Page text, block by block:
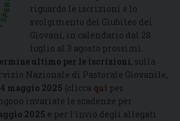
riguardo le iscrizioni e lo
svolgimento del Giubileo dei
Giovani, in calendario dal 28
luglio al 3 agosto prossimi.
ultimo per le iscrizioni, sulla
Nazionale di Pastorale Giovanile,
4 maggio 2025 (clicca qui per
invariate le scadenze per
2025 e per l’invio degli allegati